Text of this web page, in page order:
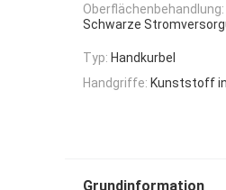
Oberflächenbehandlung:
Schwarze
Typ: Handkurbel
Handgriffe: Kunststoff
Grundinformation